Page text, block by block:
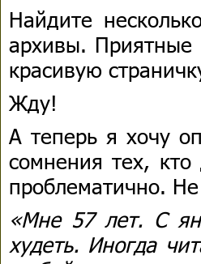
Найдите
архивы. Приятные
красивую
Жду!
А теперь я хочу
сомнения тех,
проблематично.
«Мне 57 лет. С
худеть. Иногда